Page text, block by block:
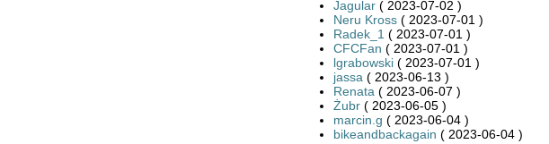
Jagular( 2023-07-02 )
Neru Kross( 2023-07-01 )
Radek_1 ( 2023-07-01 )
CFCFan ( 2023-07-01 )
lgrabowski( 2023-07-01 )
jassa ( 2023-06-13 )
Renata ( 2023-06-07 )
Żubr( 2023-06-05 )
marcin.g ( 2023-06-04 )
bikeandbackagain ( 2023-06-04 )